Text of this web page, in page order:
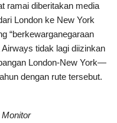
ramai diberitakan media
London ke New York
“berkewarganegaraan
tidak lagi diizinkan
London-New York—
dengan rute tersebut.